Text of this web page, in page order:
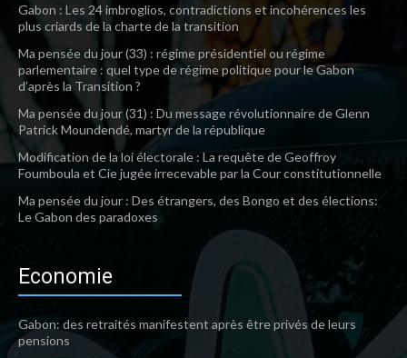
Gabon : Les 24 imbroglios, contradictions et incohérences les
plus criards de la charte de la transition
Ma pensée du jour (33) : régime présidentiel ou régime
parlementaire : quel type de régime politique pour le Gabon
d’après la Transition ?
Ma pensée du jour (31) : Du message révolutionnaire de Glenn
Patrick Moundendé, martyr de la république
Modification de la loi électorale : La requête de Geoffroy
Foumboula et Cie jugée irrecevable par la Cour constitutionnelle
Ma pensée du jour : Des étrangers, des Bongo et des élections:
Le Gabon des paradoxes
Economie
Gabon: des retraités manifestent après être privés de leurs
pensions